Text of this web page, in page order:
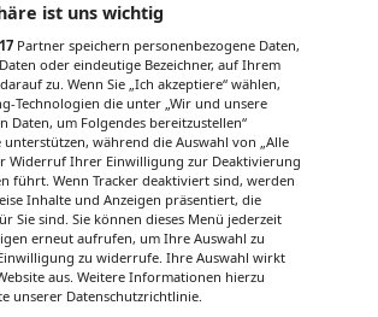
PDF Drucken Teilen
BAFG NUTZUNGSBEDINGUNGEN
& TARIFE PRESSE ZWECKE ANZEIGEN
– All rights reserved – Patientenwissen:
ist uns wichtig
Partner speichern personenbezogene Daten,
oder eindeutige Bezeichner, auf Ihrem
zu. Wenn Sie „Ich akzeptiere“ wählen,
Technologien die unter „Wir und unsere
Daten, um Folgendes bereitzustellen“
unterstützen, während die Auswahl von „Alle
Widerruf Ihrer Einwilligung zur Deaktivierung
führt. Wenn Tracker deaktiviert sind, werden
Inhalte und Anzeigen präsentiert, die
Sie sind. Sie können dieses Menü jederzeit
erneut aufrufen, um Ihre Auswahl zu
zu widerrufe. Ihre Auswahl wirkt
aus. Weitere Informationen hierzu
unserer Datenschutzrichtlinie.